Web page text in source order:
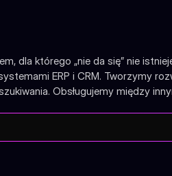
dla którego „nie da się” nie
ERP i CRM. Tworzymy
Obsługujemy między